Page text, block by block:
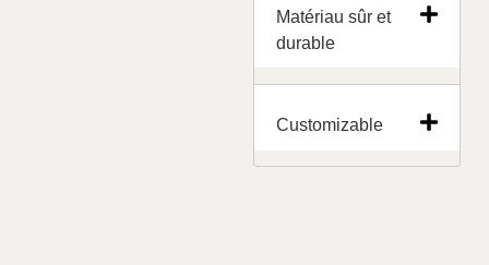
Matériau sûr et
durable
Customizable